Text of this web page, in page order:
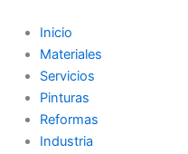
contenido
Inicio
Materiales
Servicios
Pinturas
Reformas
Industria